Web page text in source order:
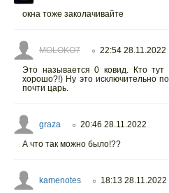
окна тоже заколачивайте
MOLOKO7 ○ 22:54 28.11.2022
Это называется 0 ковид. Кто тут
хорошо?!) Ну это исключительно
почти царь.
graza ○ 20:46 28.11.2022
А что так можно было!??
kamenotes ○ 18:13 28.11.2022